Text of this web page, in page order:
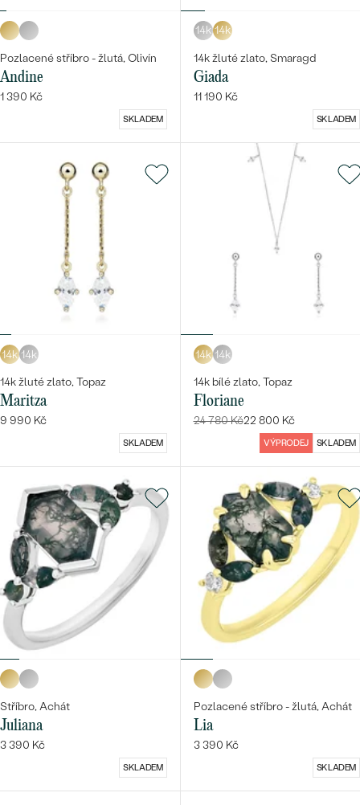
Pozlacené stříbro - žlutá, Olivín
Andine
1 390 Kč
SKLADEM
14k 14k
14k žluté zlato, Smaragd
Giada
11 190 Kč
SKLADEM
14k 14k
14k žluté zlato, Topaz
Maritza
9 990 Kč
SKLADEM
14k 14k
14k bílé zlato, Topaz
Floriane
24 780 Kč22 800 Kč
VÝPRODEJ SKLADEM
Stříbro, Achát
Juliana
3 390 Kč
SKLADEM
Pozlacené stříbro - žlutá, Achát
Lia
3 390 Kč
SKLADEM